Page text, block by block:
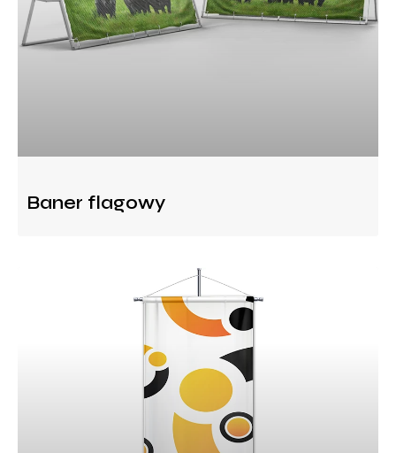
Baner flagowy